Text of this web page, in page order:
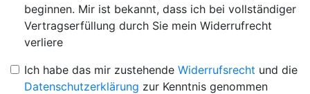
beginnen. Mir ist bekannt, dass ich bei vollständiger
Vertragserfüllung durch Sie mein Widerrufrecht
verliere
Ich habe das mir zustehende Widerrufsrecht und die
Datenschutzerklärung zur Kenntnis genommen